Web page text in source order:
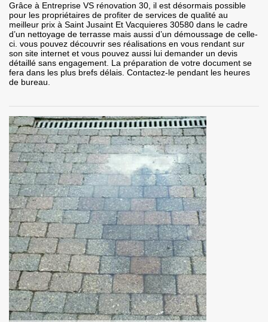
Grâce à Entreprise VS rénovation 30, il est désormais possible
pour les propriétaires de profiter de services de qualité au
meilleur prix à Saint Jusaint Et Vacquieres 30580 dans le cadre
d’un nettoyage de terrasse mais aussi d’un démoussage de celle-
ci. vous pouvez découvrir ses réalisations en vous rendant sur
son site internet et vous pouvez aussi lui demander un devis
détaillé sans engagement. La préparation de votre document se
fera dans les plus brefs délais. Contactez-le pendant les heures
de bureau.